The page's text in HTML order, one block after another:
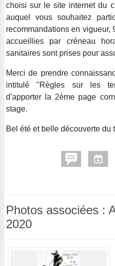
choisi sur le site internet du
auquel vous souhaitez
recommandations en vigueur,
accueillies par créneau
sanitaires sont prises pour
Merci de prendre
intitulé "Règles sur les
d'apporter la 2ème page
stage.
Bel été et belle découverte du
Photos associées :
2020